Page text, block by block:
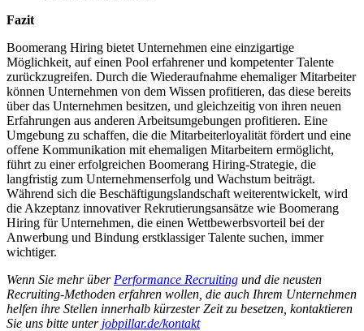
Fazit
Boomerang Hiring bietet Unternehmen eine einzigartige
Möglichkeit, auf einen Pool erfahrener und kompetenter Talente
zurückzugreifen. Durch die Wiederaufnahme ehemaliger Mitarbeiter
können Unternehmen von dem Wissen profitieren, das diese bereits
über das Unternehmen besitzen, und gleichzeitig von ihren neuen
Erfahrungen aus anderen Arbeitsumgebungen profitieren. Eine
Umgebung zu schaffen, die die Mitarbeiterloyalität fördert und eine
offene Kommunikation mit ehemaligen Mitarbeitern ermöglicht,
führt zu einer erfolgreichen Boomerang Hiring-Strategie, die
langfristig zum Unternehmenserfolg und Wachstum beiträgt.
Während sich die Beschäftigungslandschaft weiterentwickelt, wird
die Akzeptanz innovativer Rekrutierungsansätze wie Boomerang
Hiring für Unternehmen, die einen Wettbewerbsvorteil bei der
Anwerbung und Bindung erstklassiger Talente suchen, immer
wichtiger.
Wenn Sie mehr über Performance Recruiting und die neusten
Recruiting-Methoden erfahren wollen, die auch Ihrem Unternehmen
helfen ihre Stellen innerhalb kürzester Zeit zu besetzen, kontaktieren
Sie uns bitte unter jobpillar.de/kontakt